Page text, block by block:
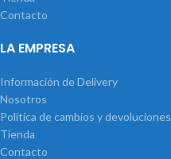
Contacto
LA EMPRESA
Información de Delivery
Nosotros
Política de cambios y devoluciones
Tienda
Contacto